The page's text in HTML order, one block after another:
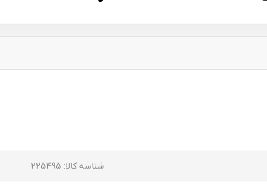
شناسه کالا: 225495